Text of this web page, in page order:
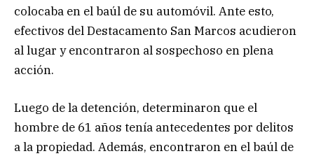
colocaba en el baúl de su automóvil. Ante esto,
efectivos del Destacamento San Marcos acudieron
al lugar y encontraron al sospechoso en plena
acción.
Luego de la detención, determinaron que el
hombre de 61 años tenía antecedentes por delitos
a la propiedad. Además, encontraron en el baúl de